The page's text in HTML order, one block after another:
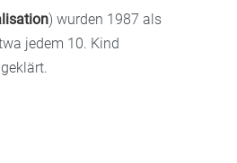
) wurden 1987 als
jedem 10. Kind